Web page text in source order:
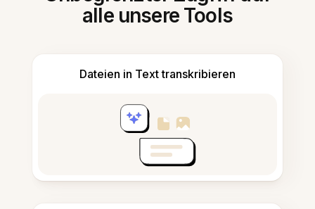
alle unsere Tools
Dateien in Text transkribieren